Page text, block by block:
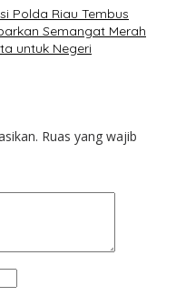
Polda Riau Tembus
Semangat Merah
untuk Negeri
Ruas yang wajib